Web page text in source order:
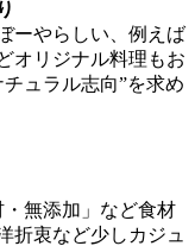
ーやらしい、例えば
オリジナル料理もお
チュラル志向”を求め
無添加」など食材
折衷など少しカジュ